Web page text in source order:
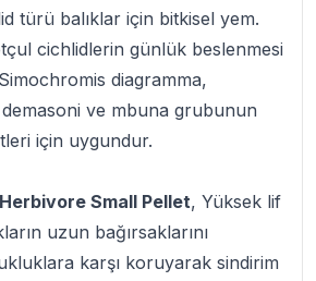
türü balıklar için bitkisel yem.
cichlidlerin günlük beslenmesi
diagramma,
ve mbuna grubunun
için uygundur.
Small Pellet, Yüksek lif
uzun bağırsaklarını
karşı koruyarak sindirim